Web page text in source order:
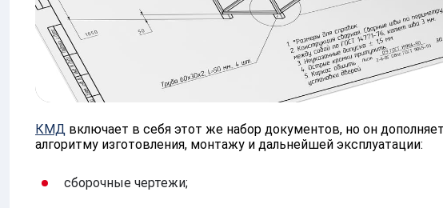
КМД включает в себя этот же набор документов, но он
алгоритму изготовления, монтажу и дальнейшей эксплуатации:
сборочные чертежи;